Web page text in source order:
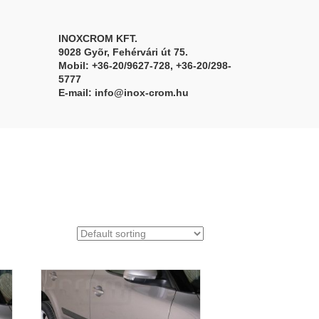
INOXCROM KFT.
9028 Gyõr, Fehérvári út 75.
Mobil: +36-20/9627-728, +36-20/298-
5777
E-mail: info@inox-crom.hu